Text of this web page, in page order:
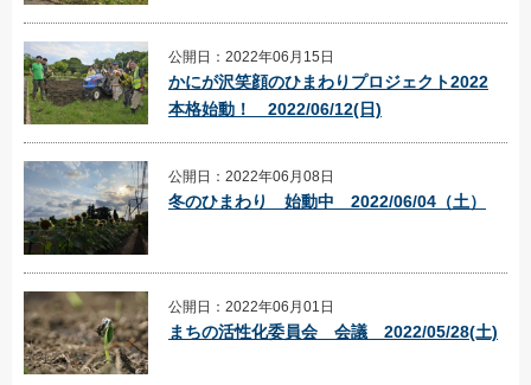
公開日：2022年06月15日
かにが沢笑顔のひまわりプロジェクト2022
本格始動！ 2022/06/12(日)
公開日：2022年06月08日
冬のひまわり 始動中 2022/06/04（土）
公開日：2022年06月01日
まちの活性化委員会 会議 2022/05/28(土)